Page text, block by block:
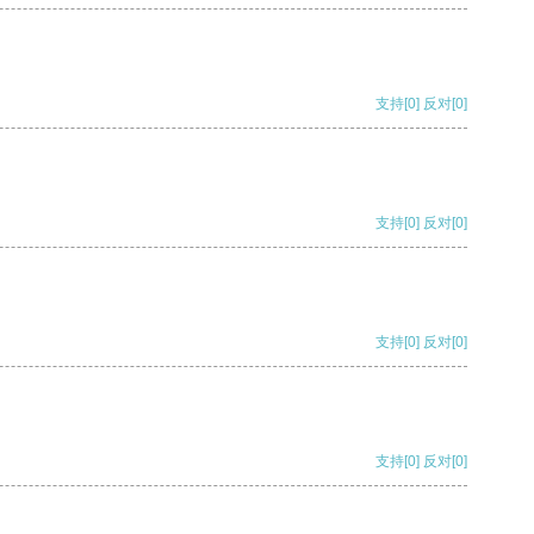
支持[0] 反对[0]
支持[0] 反对[0]
支持[0] 反对[0]
支持[0] 反对[0]